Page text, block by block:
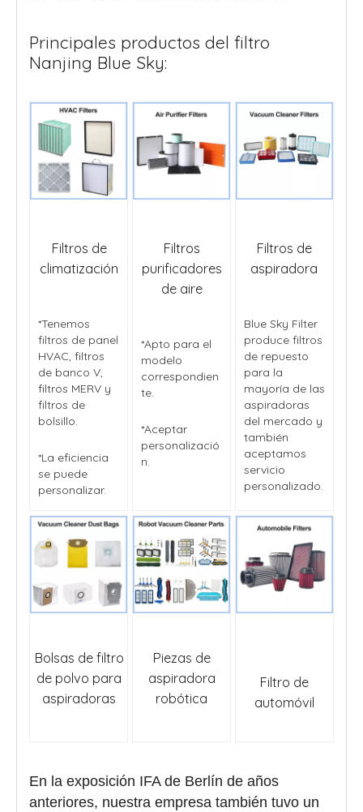
Principales productos del filtro
Nanjing Blue Sky:
Filtros de
climatización
*Tenemos
filtros de panel
HVAC, filtros
de banco V,
filtros MERV y
filtros de
bolsillo.
*La eficiencia
se puede
personalizar.
Filtros
purificadores
de aire
*Apto para el
modelo
correspondien
te.
*Aceptar
personalizació
n.
Filtros de
aspiradora
Blue Sky Filter
produce filtros
de repuesto
para la
mayoría de las
aspiradoras
del mercado y
también
aceptamos
servicio
personalizado.
Bolsas de filtro
de polvo para
aspiradoras
Piezas de
aspiradora
robótica
Filtro de
automóvil
En la exposición IFA de Berlín de años
anteriores, nuestra empresa también tuvo un